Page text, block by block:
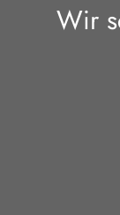
Wir